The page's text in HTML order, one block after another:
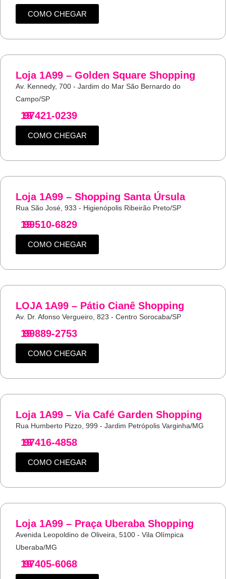
COMO CHEGAR
Loja 1A99 – Golden Square Shopping
Av. Kennedy, 700 - Jardim do Mar São Bernardo do
Campo/SP
19
97421-0239
COMO CHEGAR
Loja 1A99 – Shopping Santa Úrsula
Rua São José, 933 - Higienópolis Ribeirão Preto/SP
19
99510-6829
COMO CHEGAR
LOJA 1A99 – Pátio Cianê Shopping
Av. Dr. Afonso Vergueiro, 823 - Centro Sorocaba/SP
19
99889-2753
COMO CHEGAR
Loja 1A99 – Via Café Garden Shopping
Rua Humberto Pizzo, 999 - Jardim Petrópolis Varginha/MG
19
97416-4858
COMO CHEGAR
Loja 1A99 – Praça Uberaba Shopping
Avenida Leopoldino de Oliveira, 5100 - Vila Olímpica
Uberaba/MG
19
97405-6068